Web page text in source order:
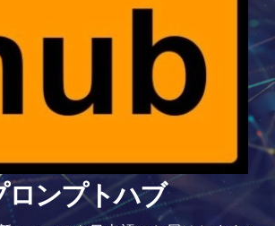
ロンプトハブ